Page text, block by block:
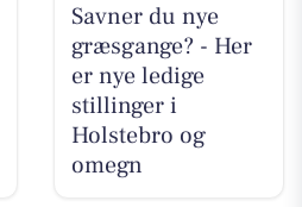
Savner du nye
græsgange? - Her
er nye ledige
stillinger i
Holstebro og
omegn